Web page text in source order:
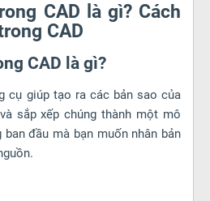
CAD là gì? Cách
CAD
CAD là gì?
cụ giúp tạo ra các bản sao của
sắp xếp chúng thành một mô
đầu mà bạn muốn nhân bản